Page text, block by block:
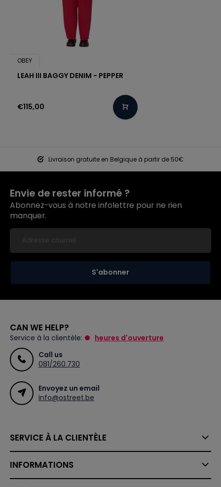
OBEY
LEAH III BAGGY DENIM - PEPPER
€115,00
Livraison gratuite en Belgique à partir de 50€
Envie de rester informé ?
Abonnez-vous à notre infolettre pour ne rien
manquer.
S'abonner
CAN WE HELP?
Service à la clientèle:
heures d'ouverture
Call us
081/260.730
Envoyez un email
info@ostreet.be
SERVICE À LA CLIENTÈLE
INFORMATIONS